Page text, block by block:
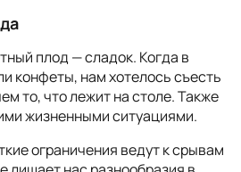
плод — сладок. Когда в
конфеты, нам хотелось съесть
то, что лежит на столе. Также
жизненными ситуациями.
ограничения ведут к срывам